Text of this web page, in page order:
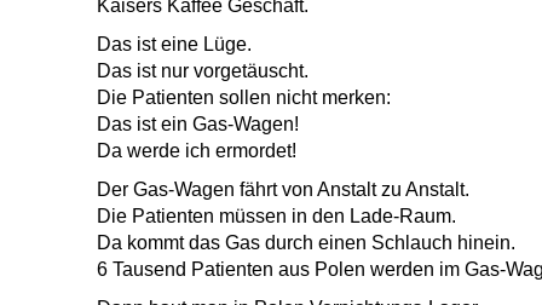
Kaisers Kaffee Geschäft.
Das ist eine Lüge.
Das ist nur vorgetäuscht.
Die Patienten sollen nicht merken:
Das ist ein Gas-Wagen!
Da werde ich ermordet!
Der Gas-Wagen fährt von Anstalt zu Anstalt.
Die Patienten müssen in den Lade-Raum.
Da kommt das Gas durch einen Schlauch hinein.
6 Tausend Patienten aus Polen werden im Gas-